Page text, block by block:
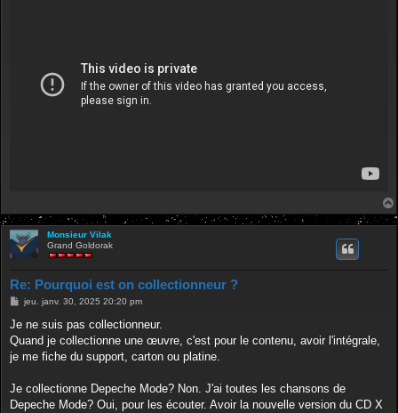
Monsieur Vilak
Grand Goldorak
Re: Pourquoi est on collectionneur ?
M
s
a
g
jeu. janv. 30, 2025 20:20 pm
Je ne suis pas collectionneur.
Quand je collectionne une œuvre, c'est pour le contenu, avoir l'intégrale,
je me fiche du support, carton ou platine.
Je collectionne Depeche Mode? Non. J'ai toutes les chansons de
Depeche Mode? Oui, pour les écouter. Avoir la nouvelle version du CD X